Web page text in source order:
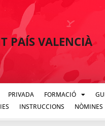
PAÍS VALENCIÀ
PRIVADA FORMACIÓ
INSTRUCCIONS NÒMINES